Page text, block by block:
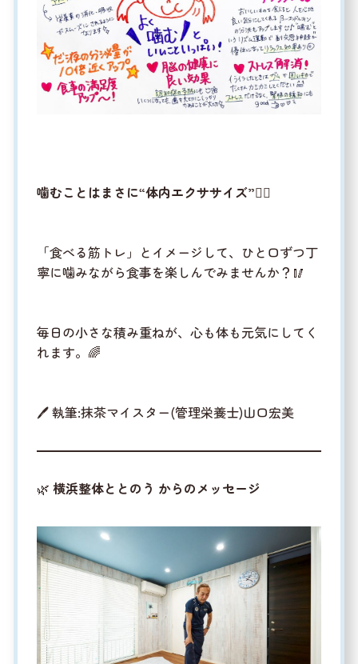
噛むことはまさに“体内エクササイズ”🏋️‍♀️
「食べる筋トレ」とイメージして、ひと口ずつ丁
寧に噛みながら食事を楽しんでみませんか？🥢
毎日の小さな積み重ねが、心も体も元気にしてく
れます。🌈
🖊 執筆:抹茶マイスター(管理栄養士)山口宏美
🌿横浜整体ととのう からのメッセージ